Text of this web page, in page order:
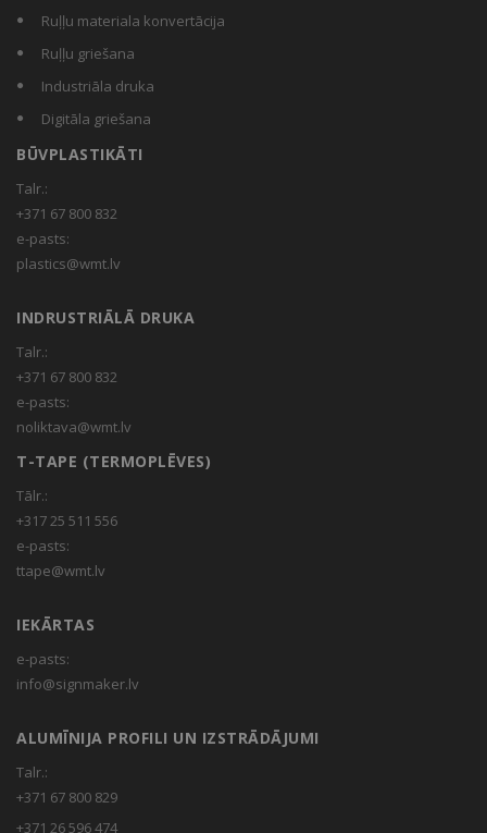
Ruļļu materiala konvertācija
Ruļļu griešana
Industriāla druka
Digitāla griešana
BŪVPLASTIKĀTI
Talr.:
+371 67 800 832
e-pasts:
plastics@wmt.lv
INDRUSTRIĀLĀ DRUKA
Talr.:
+371 67 800 832
e-pasts:
noliktava@wmt.lv
T-TAPE (TERMOPLĒVES)
Tālr.:
+317 25 511 556
e-pasts:
ttape@wmt.lv
IEKĀRTAS
e-pasts:
info@signmaker.lv
ALUMĪNIJA PROFILI UN IZSTRĀDĀJUMI
Talr.:
+371 67 800 829
+371 26 596 474